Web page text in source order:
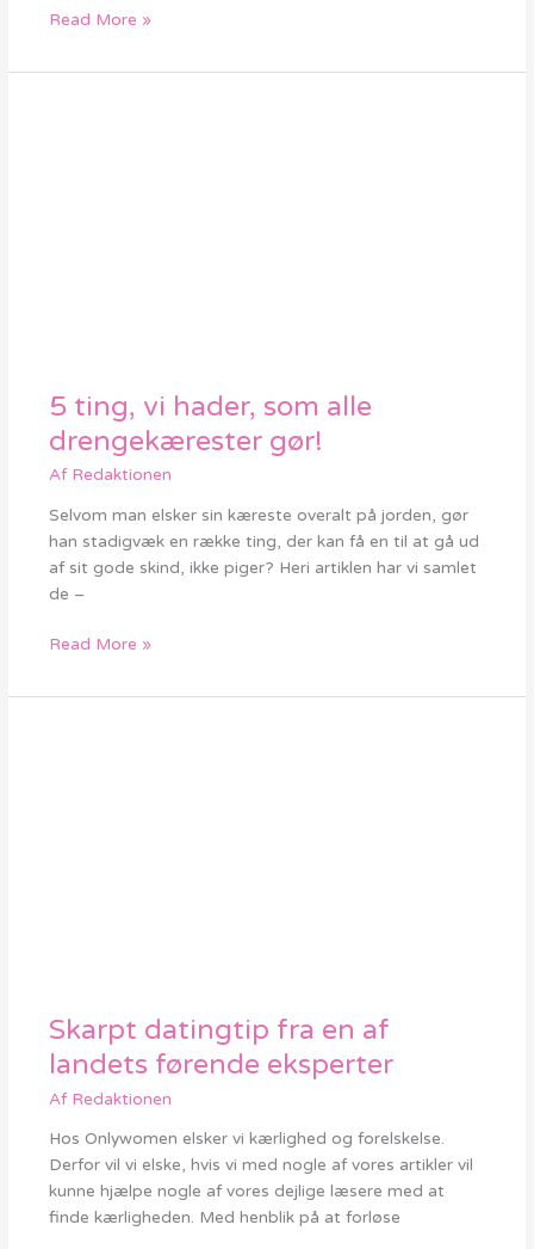
være
Read More »
5 ting, vi hader, som alle
drengekærester gør!
Af Redaktionen
Selvom man elsker sin kæreste overalt på jorden, gør
han stadigvæk en række ting, der kan få en til at gå ud
af sit gode skind, ikke piger? Heri artiklen har vi samlet
de –
5
ting,
vi
hader,
som
alle
drengekærester
gør!
Read More »
Skarpt datingtip fra en af
landets førende eksperter
Af Redaktionen
Hos Onlywomen elsker vi kærlighed og forelskelse.
Derfor vil vi elske, hvis vi med nogle af vores artikler vil
kunne hjælpe nogle af vores dejlige læsere med at
finde kærligheden. Med henblik på at forløse
Skarpt
datingtip
fra
en
af
landets
førende
eksperter